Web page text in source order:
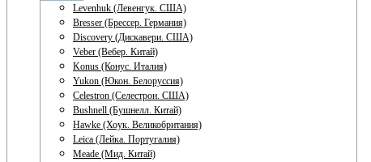
Levenhuk (Левенгук. США)
Bresser (Брессер. Германия)
Discovery (Дискавери. США)
Veber (Вебер. Китай)
Konus (Конус. Италия)
Yukon (Юкон. Белоруссия)
Celestron (Селестрон. США)
Bushnell (Бушнелл. Китай)
Hawke (Хоук. Великобритания)
Leica (Лейка. Португалия)
Meade (Мид. Китай)